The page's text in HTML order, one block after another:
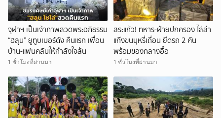
จุฬาฯ เป็นเจ้าภาพสวดพระอภิธรรม
“ฮลุน” ยูทูบเบอร์ดัง คืนแรก เพื่อน
บ้าน-แฟนคลับให้กำลังใจล้น
1 ชั่วโมงที่ผ่านมา
สระแก้ว! ทหาร-ฝ่ายปกครอง ไล่ล่า
แก๊งขนบุหรี่เถื่อน ยึดรถ 2 คัน
พร้อมของกลางอื้อ
1 ชั่วโมงที่ผ่านมา